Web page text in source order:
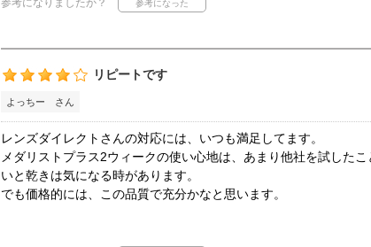
参考になりましたか？
リピートです
よっちー さん
レンズダイレクトさんの対応には、いつも満足してます。
メダリストプラス2ウィークの使い心地は、あまり他社を試した
いと乾きは気になる時があります。
でも価格的には、この品質で充分かなと思います。